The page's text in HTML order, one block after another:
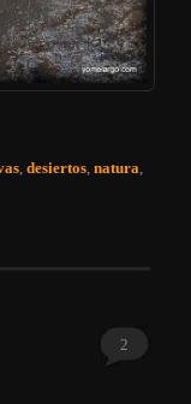
,desiertos,natura,
2